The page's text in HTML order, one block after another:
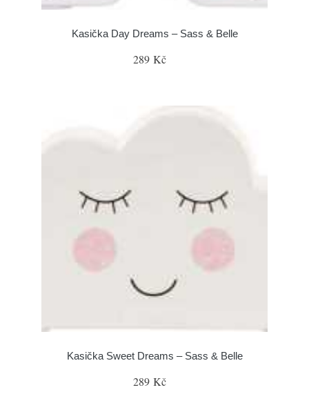
Kasička Day Dreams – Sass & Belle
289 Kč
Kasička Sweet Dreams – Sass & Belle
289 Kč